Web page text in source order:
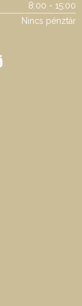
8:00 - 15:00
Nincs pénztár